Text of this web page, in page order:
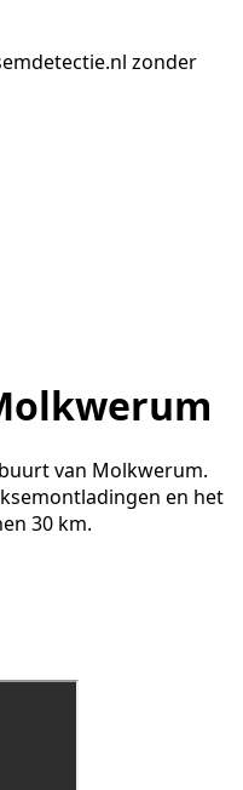
zonder
van Molkwerum.
en het
30 km.